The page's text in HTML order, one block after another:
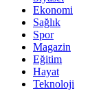
Ekonomi
Sağlık
Spor
Magazin
Eğitim
Hayat
Teknoloji